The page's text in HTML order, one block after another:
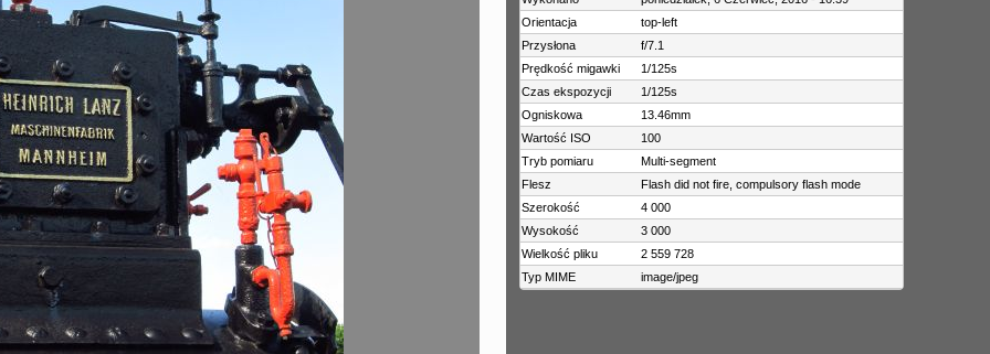
Orientacja
top-left
Przysłona
f/7.1
Prędkość migawki
1/125s
Czas ekspozycji
1/125s
Ogniskowa
13.46mm
Wartość ISO
100
Tryb pomiaru
Multi-segment
Flesz
Flash did not fire, compulsory flash mode
Szerokość
4 000
Wysokość
3 000
Wielkość pliku
2 559 728
Typ MIME
image/jpeg